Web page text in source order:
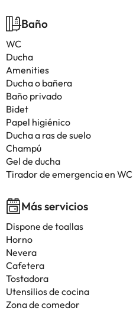
Baño
WC
Ducha
Amenities
Ducha o bañera
Baño privado
Bidet
Papel higiénico
Ducha a ras de suelo
Champú
Gel de ducha
Tirador de emergencia en WC
Más servicios
Dispone de toallas
Horno
Nevera
Cafetera
Tostadora
Utensilios de cocina
Zona de comedor